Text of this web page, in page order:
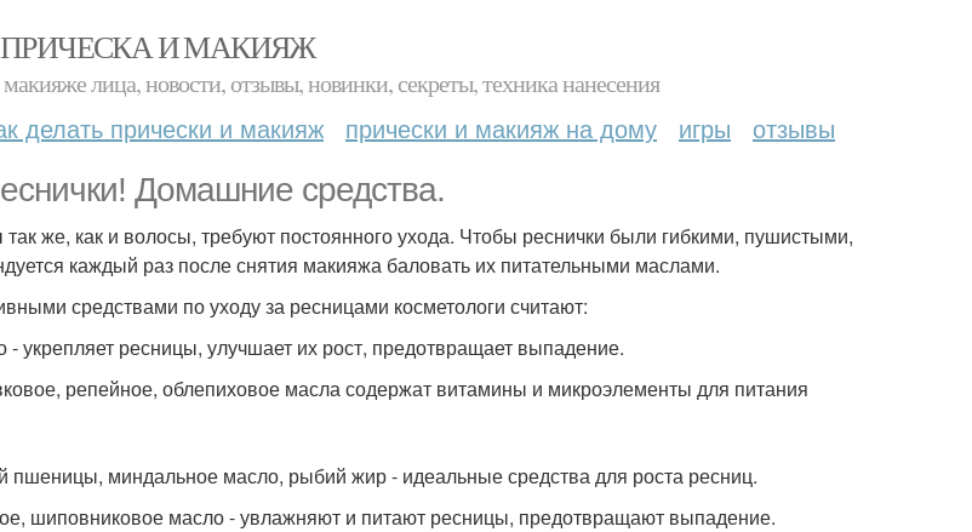
ПРИЧЕСКА И МАКИЯЖ
лица, новости, отзывы, новинки, секреты, техника нанесения
делать прически и макияж прически и макияж на дому игры отзывы
Домашние средства.
же, как и волосы, требуют постоянного ухода. Чтобы реснички были гибкими, пушистыми,
каждый раз после снятия макияжа баловать их питательными маслами.
средствами по уходу за ресницами косметологи считают:
- укрепляет ресницы, улучшает их рост, предотвращает выпадение.
репейное, облепиховое масла содержат витамины и микроэлементы для питания
миндальное масло, рыбий жир - идеальные средства для роста ресниц.
шиповниковое масло - увлажняют и питают ресницы, предотвращают выпадение.